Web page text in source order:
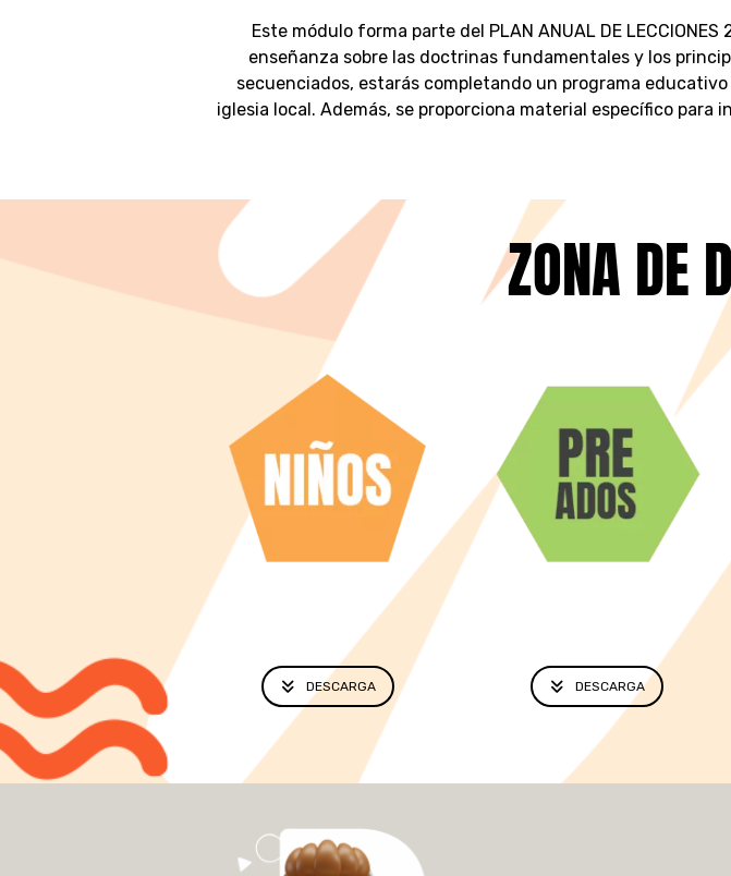
Este módulo forma parte del PLAN ANUAL DE
enseñanza sobre las doctrinas fundamentales y los
secuenciados, estarás completando un programa
iglesia local. Además, se proporciona material específico
ZONA DE
DESCARGA DESCARGA